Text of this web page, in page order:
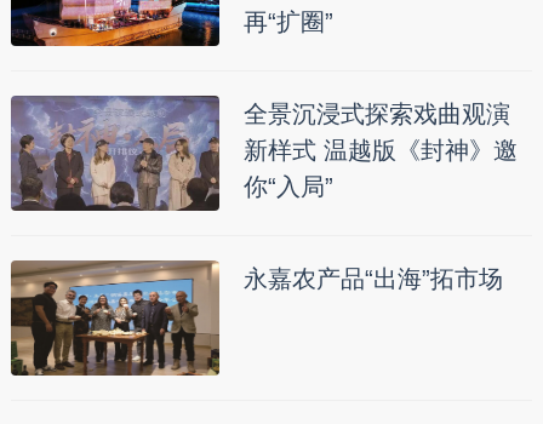
再“扩圈”
全景沉浸式探索戏曲观演
新样式 温越版《封神》邀
你“入局”
永嘉农产品“出海”拓市场